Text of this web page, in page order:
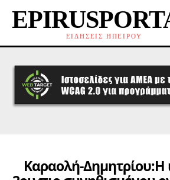
ΕΙΔΗΣΕΙΣ ΗΠΕΙΡΟΥ
Καραολή-Δημητρίου:Η